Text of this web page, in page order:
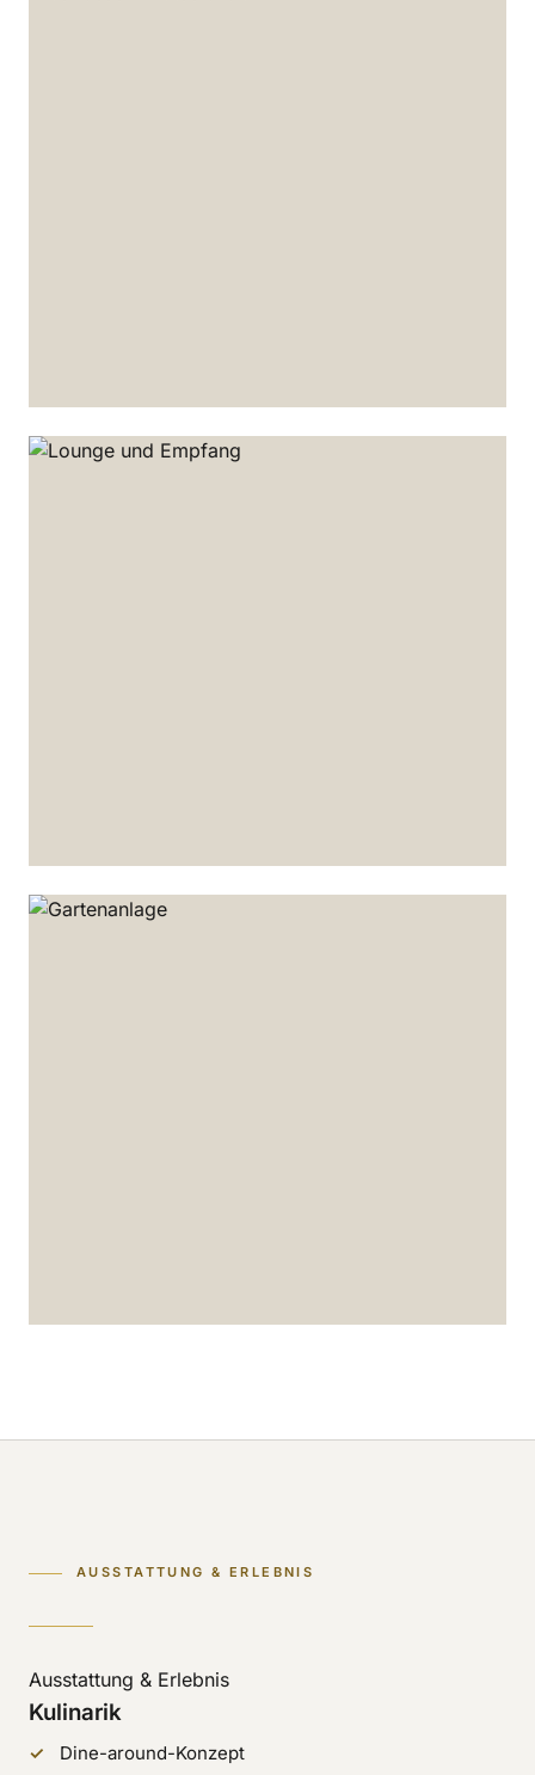
AUSSTATTUNG & ERLEBNIS
Ausstattung & Erlebnis
Kulinarik
Dine-around-Konzept